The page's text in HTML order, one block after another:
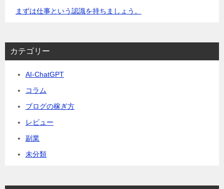
まずは仕事という認識を持ちましょう。
カテゴリー
AI-ChatGPT
コラム
ブログの稼ぎ方
レビュー
副業
未分類